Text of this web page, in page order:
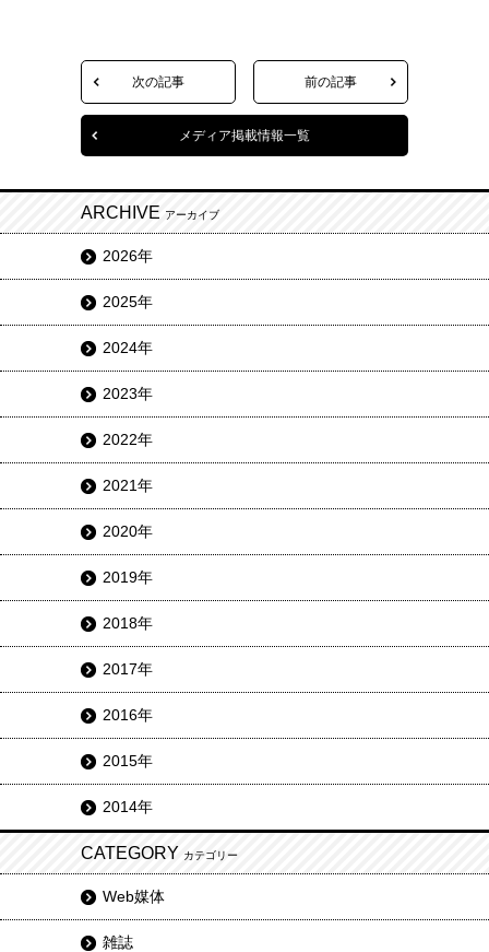
次の記事 前の記事
メディア掲載情報一覧
ARCHIVE アーカイブ
2026年
2025年
2024年
2023年
2022年
2021年
2020年
2019年
2018年
2017年
2016年
2015年
2014年
CATEGORY カテゴリー
Web媒体
雑誌